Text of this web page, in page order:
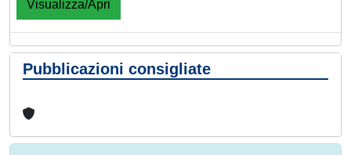
Visualizza/Apri
Pubblicazioni consigliate